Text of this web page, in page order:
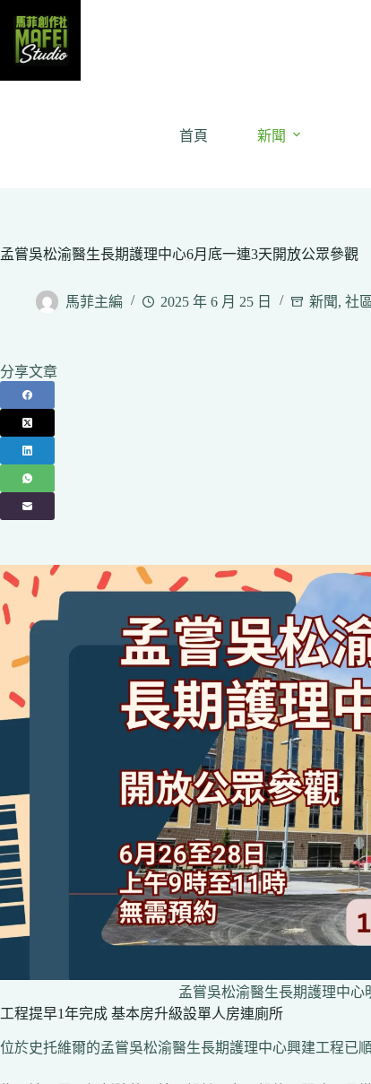
content
首頁 新聞
孟嘗吳松渝醫生長期護理中心6月底一連3天開放公眾參觀
馬菲主編 2025 年 6 月 25 日 新聞, 社
分享文章
孟嘗吳松渝醫生長期護理中
工程提早1年完成 基本房升級設單人房連廁所
位於史托維爾的孟嘗吳松渝醫生長期護理中心興建工程已